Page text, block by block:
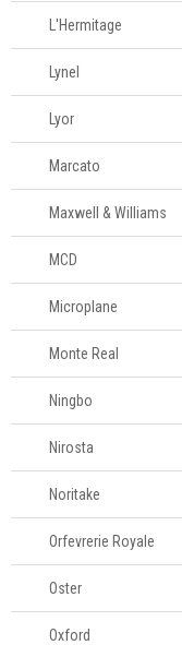
L'Hermitage
Lynel
Lyor
Marcato
Maxwell & Williams
MCD
Microplane
Monte Real
Ningbo
Nirosta
Noritake
Orfevrerie Royale
Oster
Oxford